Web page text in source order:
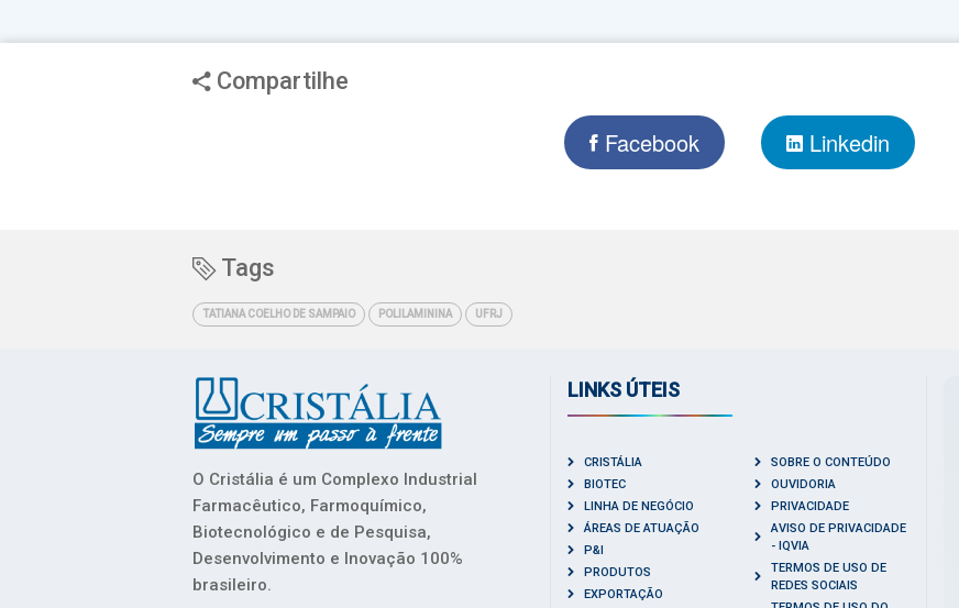
Compartilhe
Facebook Linkedin
Tags
TATIANA COELHO DE SAMPAIO POLILAMININA UFRJ
O Cristália é um Complexo Industrial
Farmacêutico, Farmoquímico,
Biotecnológico e de Pesquisa,
Desenvolvimento e Inovação 100%
brasileiro.
LINKS ÚTEIS
CRISTÁLIA
BIOTEC
LINHA DE NEGÓCIO
ÁREAS DE ATUAÇÃO
P&I
PRODUTOS
EXPORTAÇÃO
SOBRE O CONTEÚDO
OUVIDORIA
PRIVACIDADE
AVISO DE PRIVACIDADE
- IQVIA
TERMOS DE USO DE
REDES SOCIAIS